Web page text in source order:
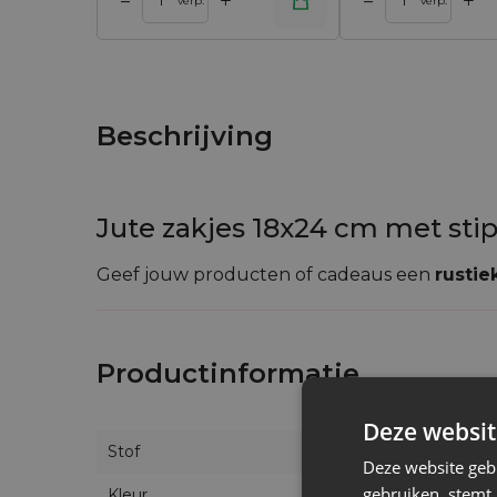
Beschrijving
Jute zakjes 18x24 cm met
Geef jouw producten of cadeaus een
Toepassingen:
Cadeauverpakking voor babyshowers,
Voor sieraden, handgemaakte zeep,
Productinformatie
Stof
Deze
Deze website